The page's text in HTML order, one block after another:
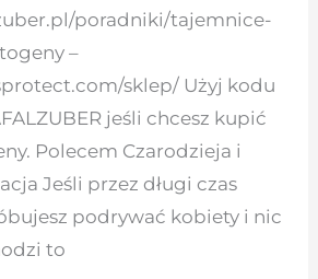
poradniki/tajemnice-
–
sklep/ Użyj kodu
jeśli chcesz kupić
Polecem Czarodzieja i
Jeśli przez długi czas
podrywać kobiety i nic
to